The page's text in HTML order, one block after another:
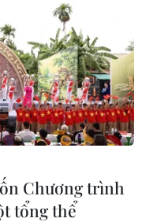
KHÚC THANH
Chương trình
tổng thể